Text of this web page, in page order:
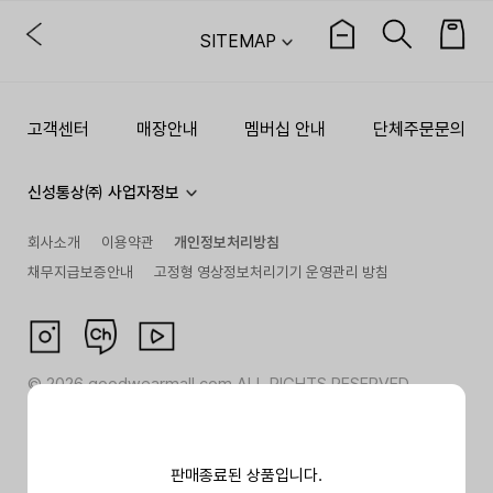
판매종료된 상품입니다.
SITEMAP
고객센터 매장안내 멤버십 안내 단체주문문의
신성통상㈜ 사업자정보
회사소개 이용약관
개인정보처리방침
채무지급보증안내
고정형 영상정보처리기기 운영관리 방침
©2026goodwearmall.com ALL RIGHTS RESERVED